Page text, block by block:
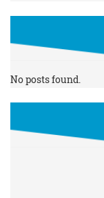
No posts found.